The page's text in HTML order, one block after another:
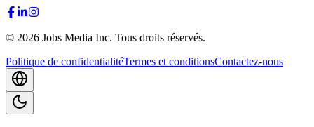
© 2026 Jobs Media Inc. Tous droits réservés.
Politique de confidentialitéTermes et conditionsContactez-nous